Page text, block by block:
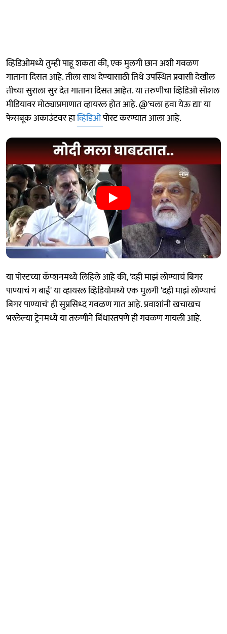
व्हिडिओमध्ये तुम्ही पाहू शकता की, एक मुलगी छान अशी गवळण
गाताना दिसत आहे. तीला साथ देण्यासाठी तिथे उपस्थित प्रवासी देखील
तीच्या सुराला सुर देत गाताना दिसत आहेत. या तरुणीचा व्हिडिओ सोशल
मीडियावर मोठ्याप्रमाणात व्हायरल होत आहे. @'चला हवा येऊ द्या' या
फेसबूक अकाउंटवर हाव्हिडिओपोस्ट करण्यात आला आहे.
या पोस्टच्या कॅप्शनमध्ये लिहिले आहे की, 'दही माझं लोण्याचं बिगर
पाण्याचं ग बाई' या व्हायरल व्हिडियोमध्ये एक मुलगी 'दही माझं लोण्याचं
बिगर पाण्याचं' ही सुप्रसिध्द गवळण गात आहे. प्रवाशांनी खचाखच
भरलेल्या ट्रेनमध्ये या तरुणीने बिंधास्तपणे ही गवळण गायली आहे.